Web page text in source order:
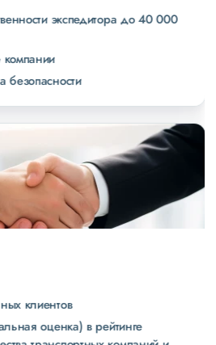
экспедитора до 40 000
безопасности
клиентов
оценка) в рейтинге